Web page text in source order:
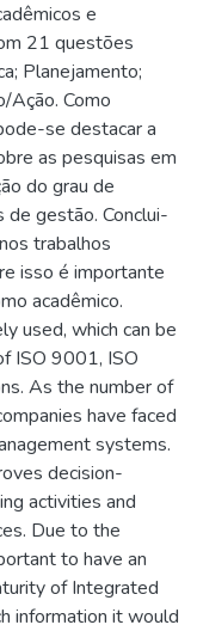
e
21 questões
Planejamento;
Ação. Como
se destacar a
as pesquisas em
do grau de
gestão. Conclui-
trabalhos
isso é importante
acadêmico.
used, which can be
ISO 9001, ISO
As the number of
have faced
systems.
decision-
activities and
Due to the
to have an
of Integrated
information it would